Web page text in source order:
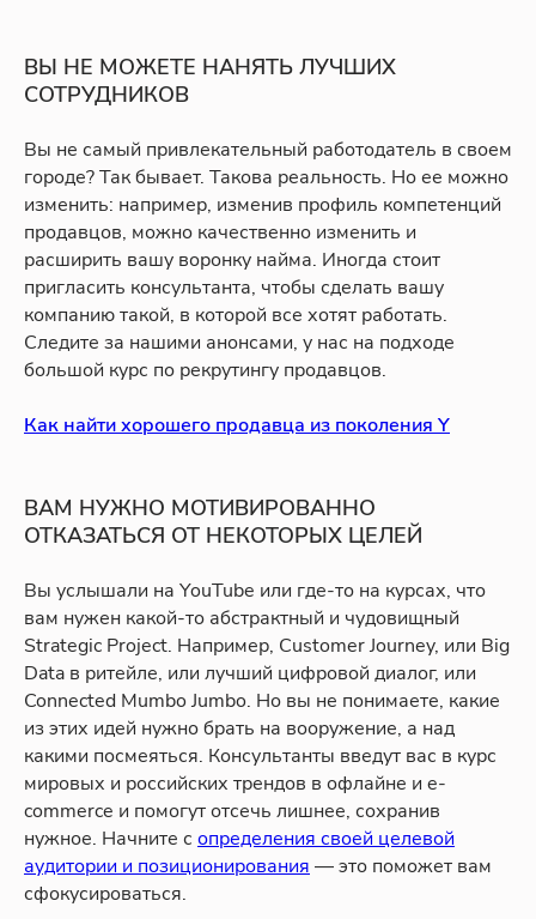
ВЫ НЕ МОЖЕТЕ НАНЯТЬ ЛУЧШИХ
СОТРУДНИКОВ
Вы не самый привлекательный работодатель в своем
городе? Так бывает. Такова реальность. Но ее можно
изменить: например, изменив профиль компетенций
продавцов, можно качественно изменить и
расширить вашу воронку найма. Иногда стоит
пригласить консультанта, чтобы сделать вашу
компанию такой, в которой все хотят работать.
Следите за нашими анонсами, у нас на подходе
большой курс по рекрутингу продавцов.
Как найти хорошего продавца из поколения Y
ВАМ НУЖНО МОТИВИРОВАННО
ОТКАЗАТЬСЯ ОТ НЕКОТОРЫХ ЦЕЛЕЙ
Вы услышали на YouTube или где-то на курсах, что
вам нужен какой-то абстрактный и чудовищный
Strategic Project. Например, Customer Journey, или Big
Data в ритейле, или лучший цифровой диалог, или
Connected Mumbo Jumbo. Но вы не понимаете, какие
из этих идей нужно брать на вооружение, а над
какими посмеяться. Консультанты введут вас в курс
мировых и российских трендов в офлайне и e-
commerce и помогут отсечь лишнее, сохранив
нужное. Начните с определения своей целевой
аудитории и позиционирования — это поможет вам
сфокусироваться.